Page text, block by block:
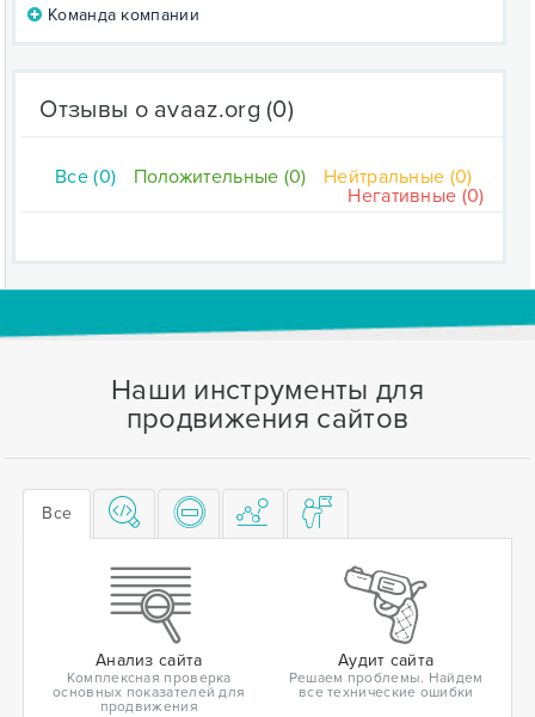
Команда компании
Отзывы о avaaz.org (0)
Все (0) Положительные (0)
Нейтральные (0)
Негативные (0)
Наши инструменты для
продвижения сайтов
Все
Анализ сайта
Комплексная проверка
основных показателей для
продвижения
Аудит сайта
Решаем проблемы. Найдем
все технические ошибки